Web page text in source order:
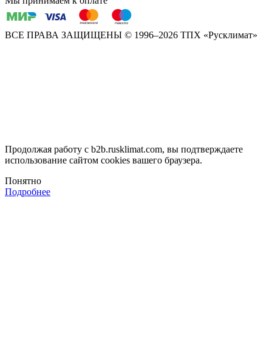
ВСЕ ПРАВА ЗАЩИЩЕНЫ © 1996–2026 ТПХ «Русклимат»
Продолжая работу с b2b.rusklimat.com, вы подтверждаете
использование сайтом cookies вашего браузера.
Понятно
Подробнее